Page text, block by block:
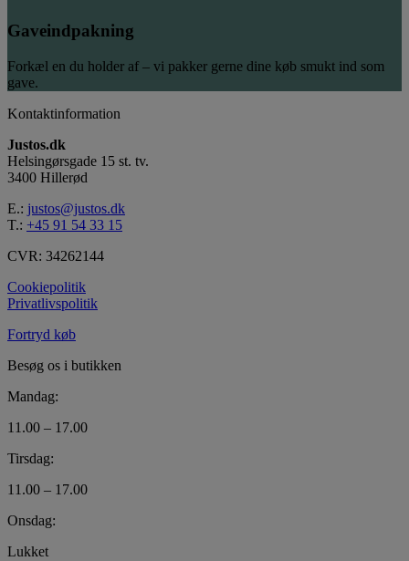
Gaveindpakning
Forkæl en du holder af – vi pakker gerne dine køb smukt ind som
gave.
Kontaktinformation
Justos.dk
Helsingørsgade 15 st. tv.
3400 Hillerød
E.: justos@justos.dk
T.: +45 91 54 33 15
CVR: 34262144
Cookiepolitik
Privatlivspolitik
Fortryd køb
Besøg os i butikken
Mandag:
11.00 – 17.00
Tirsdag:
11.00 – 17.00
Onsdag:
Lukket